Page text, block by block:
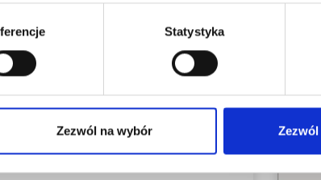
Statystyka
Zezwól na wybór